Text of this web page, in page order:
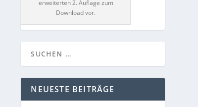
erweiterten 2. Auflage zum
Download vor.
NEUESTE BEITRÄGE